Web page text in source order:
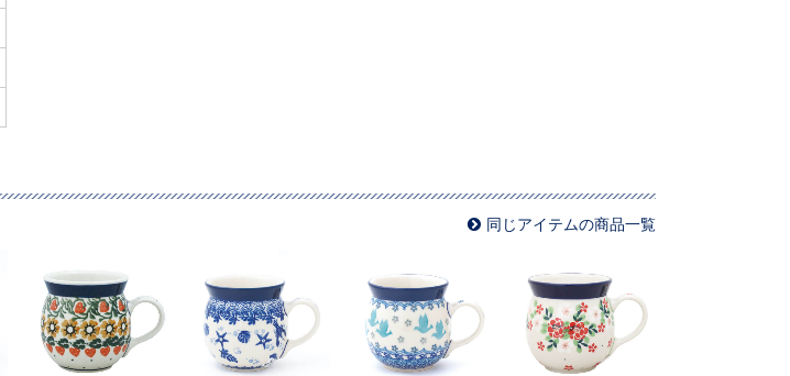
同じアイテムの商品一覧